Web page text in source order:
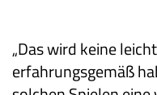
„Das wird keine
erfahrungsgemäß